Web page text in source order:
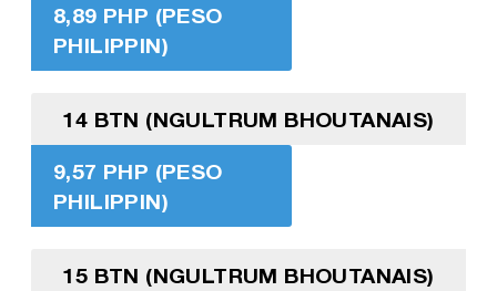
8,89 PHP (PESO
PHILIPPIN)
14 BTN (NGULTRUM BHOUTANAIS)
9,57 PHP (PESO
PHILIPPIN)
15 BTN (NGULTRUM BHOUTANAIS)